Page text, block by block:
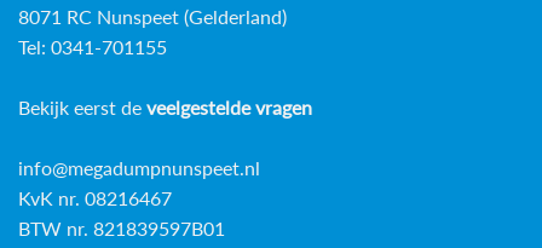
8071 RC Nunspeet (Gelderland)
Tel: 0341-701155
Bekijk eerst de veelgestelde vragen
info@megadumpnunspeet.nl
KvK nr. 08216467
BTW nr. 821839597B01